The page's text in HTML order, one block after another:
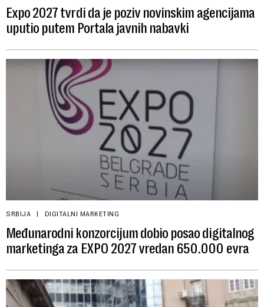
Expo 2027 tvrdi da je poziv novinskim agencijama
uputio putem Portala javnih nabavki
SRBIJA DIGITALNI MARKETING
Međunarodni konzorcijum dobio posao digitalnog
marketinga za EXPO 2027 vredan 650.000 evra